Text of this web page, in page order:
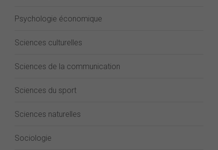
Psychologie économique
Sciences culturelles
Sciences de la communication
Sciences du sport
Sciences naturelles
Sociologie